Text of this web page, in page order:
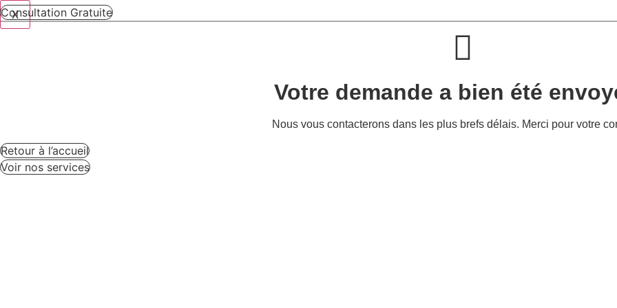
X
Consultation Gratuite
Votre demande a bien été
Nous vous contacterons dans les plus brefs délais. Merci pour votre
Retour à l’accueil
Voir nos services